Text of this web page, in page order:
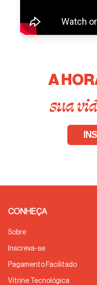
A
sua
CONHEÇA
Sobre
Inscreva-se
Pagamento Facilitado
Vitrine Tecnológica